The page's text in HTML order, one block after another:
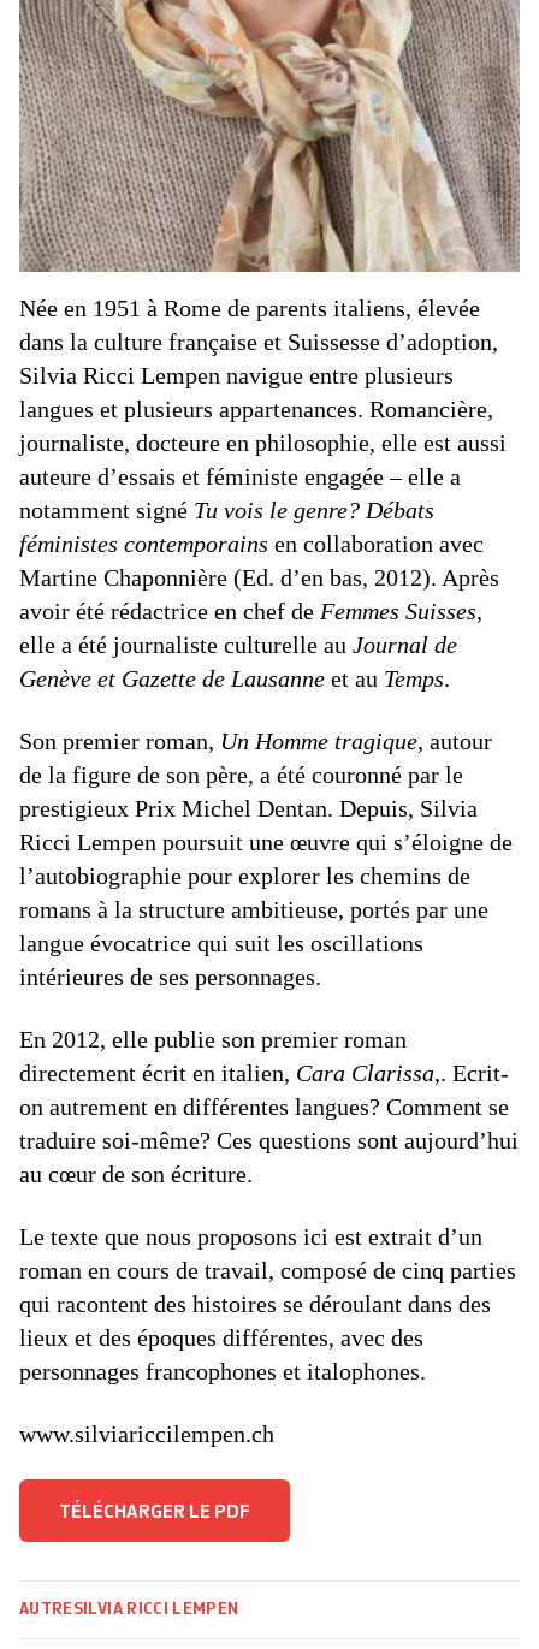
Née en 1951 à Rome de parents italiens, élevée
dans la culture française et Suissesse d’adoption,
Silvia Ricci Lempen navigue entre plusieurs
langues et plusieurs appartenances. Romancière,
journaliste, docteure en philosophie, elle est aussi
auteure d’essais et féministe engagée – elle a
notamment signé Tu vois le genre? Débats
féministes contemporains en collaboration avec
Martine Chaponnière (Ed. d’en bas, 2012). Après
avoir été rédactrice en chef de Femmes Suisses,
elle a été journaliste culturelle au Journal de
Genève et Gazette de Lausanne et au Temps.
Son premier roman, Un Homme tragique, autour
de la figure de son père, a été couronné par le
prestigieux Prix Michel Dentan. Depuis, Silvia
Ricci Lempen poursuit une œuvre qui s’éloigne de
l’autobiographie pour explorer les chemins de
romans à la structure ambitieuse, portés par une
langue évocatrice qui suit les oscillations
intérieures de ses personnages.
En 2012, elle publie son premier roman
directement écrit en italien, Cara Clarissa,. Ecrit-
on autrement en différentes langues? Comment se
traduire soi-même? Ces questions sont aujourd’hui
au cœur de son écriture.
Le texte que nous proposons ici est extrait d’un
roman en cours de travail, composé de cinq parties
qui racontent des histoires se déroulant dans des
lieux et des époques différentes, avec des
personnages francophones et italophones.
www.silviariccilempen.ch
TÉLÉCHARGER LE PDF
AUTRE SILVIA RICCI LEMPEN